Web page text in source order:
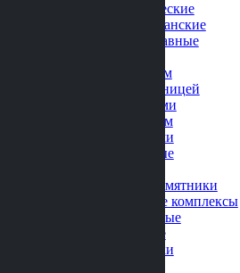
Классические
Мусульманские
Православные
С крестом
С плащаницей
С птицами
С сердцем
С цветами
Фигурные
Мраморные памятники
Мемориальные комплексы
Одинарные
Двойные
Площадки